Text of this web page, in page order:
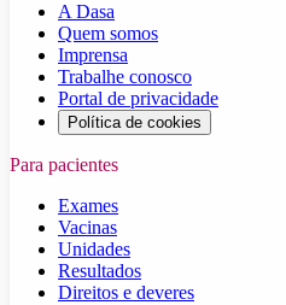
A Dasa
Quem somos
Imprensa
Trabalhe conosco
Portal de privacidade
Política de cookies
Para pacientes
Exames
Vacinas
Unidades
Resultados
Direitos e deveres